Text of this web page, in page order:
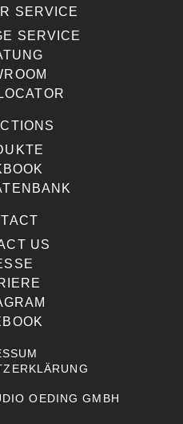
SERVICE
SERVICE
US
OEDING GMBH